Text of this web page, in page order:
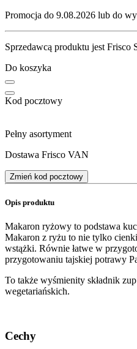
Promocja do 9.08.2026 lub do
Sprzedawcą produktu jest Frisco
Do koszyka
Kod pocztowy
Pełny asortyment
Dostawa Frisco VAN
Zmień kod pocztowy
Opis produktu
Makaron ryżowy to podstawa
Makaron z ryżu to nie tylko
wstążki. Równie łatwe w
przygotowaniu tajskiej potrawy
To także wyśmienity składnik
wegetariańskich.
Cechy